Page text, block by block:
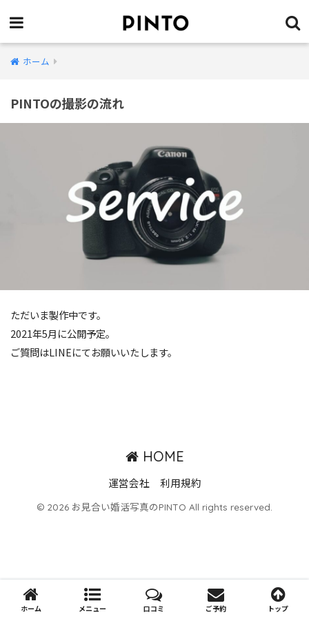
ホーム
PINTOの撮影の流れ
ただいま製作中です。
2021年5月に公開予定。
ご質問はLINEにてお願いいたします。
HOME
運営会社 利用規約
© 2026 お見合い婚活写真のPINTO All rights reserved.
ホーム メニュー 口コミ ご予約 トップ